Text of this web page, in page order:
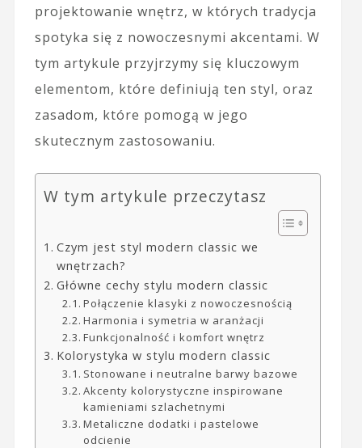
projektowanie wnętrz, w których tradycja
spotyka się z nowoczesnymi akcentami. W
tym artykule przyjrzymy się kluczowym
elementom, które definiują ten styl, oraz
zasadom, które pomogą w jego
skutecznym zastosowaniu.
W tym artykule przeczytasz
Czym jest styl modern classic we
wnętrzach?
Główne cechy stylu modern classic
Połączenie klasyki z nowoczesnością
Harmonia i symetria w aranżacji
Funkcjonalność i komfort wnętrz
Kolorystyka w stylu modern classic
Stonowane i neutralne barwy bazowe
Akcenty kolorystyczne inspirowane
kamieniami szlachetnymi
Metaliczne dodatki i pastelowe
odcienie